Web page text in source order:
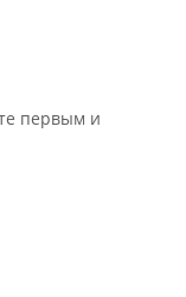
первым и